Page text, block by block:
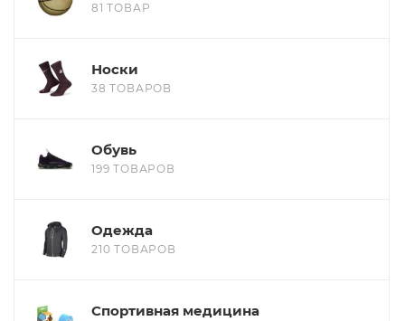
81 ТОВАР
Носки
38 ТОВАРОВ
Обувь
199 ТОВАРОВ
Одежда
210 ТОВАРОВ
Спортивная медицина